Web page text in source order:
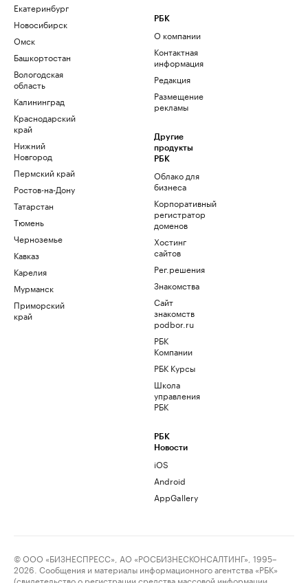
Екатеринбург
Новосибирск
Омск
Башкортостан
Вологодская
область
Калининград
Краснодарский
край
Нижний
Новгород
Пермский край
Ростов-на-Дону
Татарстан
Тюмень
Черноземье
Кавказ
Карелия
Мурманск
Приморский
край
РБК
О компании
Контактная
информация
Редакция
Размещение
рекламы
Другие
продукты
РБК
Облако для
бизнеса
Корпоративный
регистратор
доменов
Хостинг
сайтов
Рег.решения
Знакомства
Сайт
знакомств
podbor.ru
РБК
Компании
РБК Курсы
Школа
управления
РБК
РБК
Новости
iOS
Android
AppGallery
© ООО «БИЗНЕСПРЕСС», АО «РОСБИЗНЕСКОНСАЛТИНГ», 1995–
2026. Сообщения и материалы информационного агентства «РБК»
(свидетельство о регистрации средства массовой информации